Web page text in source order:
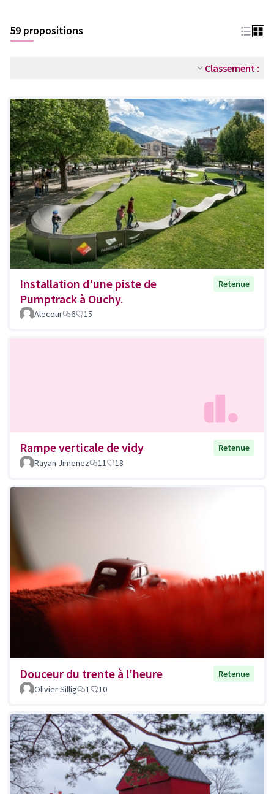
59 propositions
Classement :
Installation d'une piste de
Pumptrack à Ouchy.
Retenue
Alecour 6 15
Rampe verticale de vidy
Retenue
Rayan Jimenez
11 18
Douceur du trente à l'heure
Retenue
Olivier Sillig
1 10